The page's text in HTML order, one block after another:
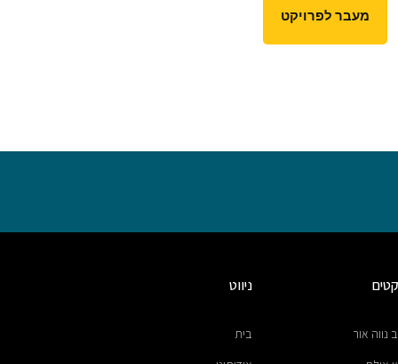
מעבר לפרויקט
נווה אור
ניווט
בית